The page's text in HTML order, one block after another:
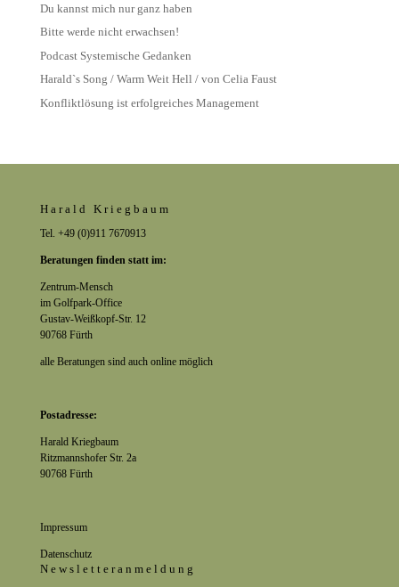
Du kannst mich nur ganz haben
Bitte werde nicht erwachsen!
Podcast Systemische Gedanken
Harald`s Song / Warm Weit Hell / von Celia Faust
Konfliktlösung ist erfolgreiches Management
Harald Kriegbaum
Tel. +49 (0)911 7670913
Beratungen finden statt im:
Zentrum-Mensch
im Golfpark-Office
Gustav-Weißkopf-Str. 12
90768 Fürth
alle Beratungen sind auch online möglich
Postadresse:
Harald Kriegbaum
Ritzmannshofer Str. 2a
90768 Fürth
Impressum
Datenschutz
Newsletteranmeldung